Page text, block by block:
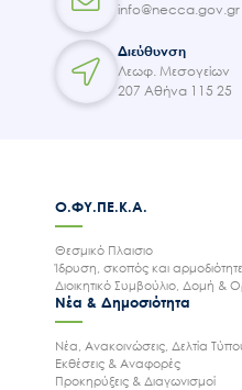
info@necca.gov.gr
Διεύθυνση
Λεωφ. Μεσογείων
207 Αθήνα 115 25
Ο.ΦΥ.ΠΕ.Κ.Α.
Θεσμικό Πλαισιο
Ίδρυση, σκοπός και
Διοικητικό Συμβούλιο, Δομή &
Νέα & Δημοσιότητα
Νέα, Ανακοινώσεις, Δελτία
Εκθέσεις & Αναφορές
Προκηρύξεις & Διαγωνισμοί